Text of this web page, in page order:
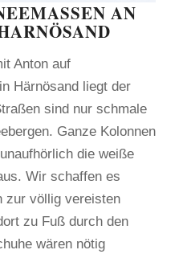
AN
Anton auf
Härnösand liegt der
sind nur schmale
Ganze Kolonnen
die weiße
Wir schaffen es
zur völlig vereisten
zu Fuß durch den
wären nötig